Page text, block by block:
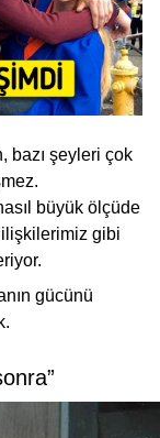
bazı şeyleri çok
büyük ölçüde
gibi
gücünü